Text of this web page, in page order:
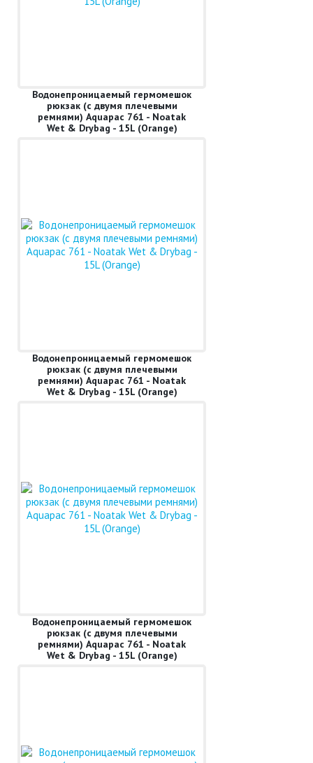
Водонепроницаемый гермомешок
рюкзак (с двумя плечевыми
ремнями) Aquapac 761 - Noatak
Wet & Drybag - 15L (Orange)
Водонепроницаемый гермомешок
рюкзак (с двумя плечевыми
ремнями) Aquapac 761 - Noatak
Wet & Drybag - 15L (Orange)
Водонепроницаемый гермомешок
рюкзак (с двумя плечевыми
ремнями) Aquapac 761 - Noatak
Wet & Drybag - 15L (Orange)